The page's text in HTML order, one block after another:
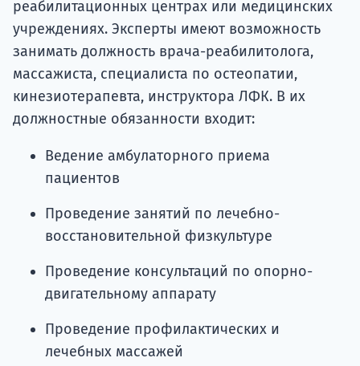
реабилитационных центрах или медицинских
учреждениях. Эксперты имеют возможность
занимать должность врача-реабилитолога,
массажиста, специалиста по остеопатии,
кинезиотерапевта, инструктора ЛФК. В их
должностные обязанности входит:
Ведение амбулаторного приема
пациентов
Проведение занятий по лечебно-
восстановительной физкультуре
Проведение консультаций по опорно-
двигательному аппарату
Проведение профилактических и
лечебных массажей